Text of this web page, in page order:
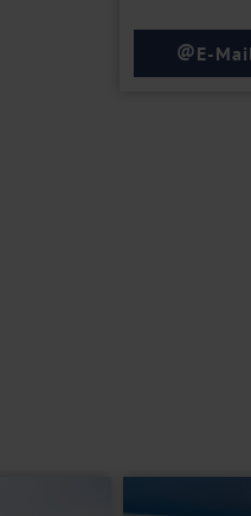
@E-